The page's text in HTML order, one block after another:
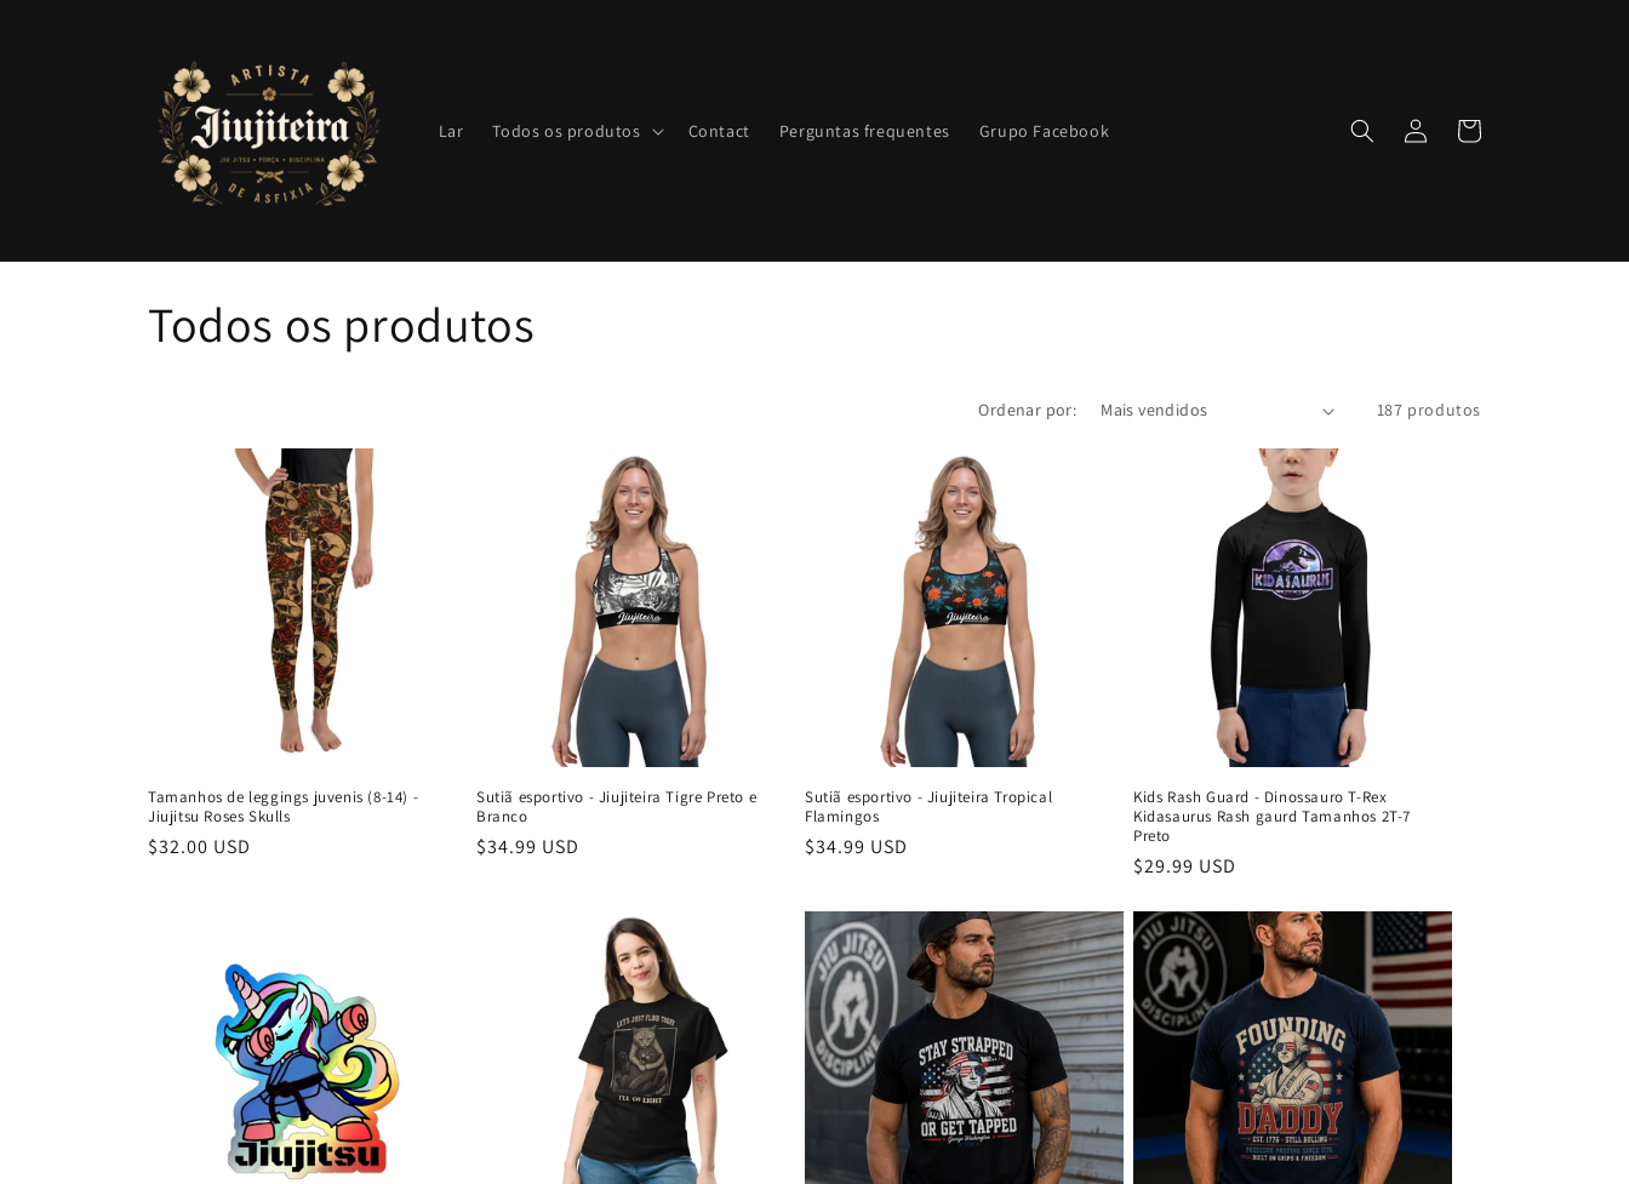
Lar Todos os produtos Contact Perguntas frequentes Grupo Facebook
login
Carrinho
C
Todos os produtos
Ordenar por: 187 produtos
Tamanhos de leggings juvenis (8-14) -
Jiujitsu Roses Skulls
Preço
$32.00 USD
Sutiã esportivo - Jiujiteira Tigre Preto e
Branco
Preço
$34.99 USD
Sutiã esportivo - Jiujiteira Tropical
Flamingos
Preço
$34.99 USD
Kids Rash Guard - Dinossauro T-Rex
Kidasaurus Rash gaurd Tamanhos 2T-7
Preto
Preço
$29.99 USD